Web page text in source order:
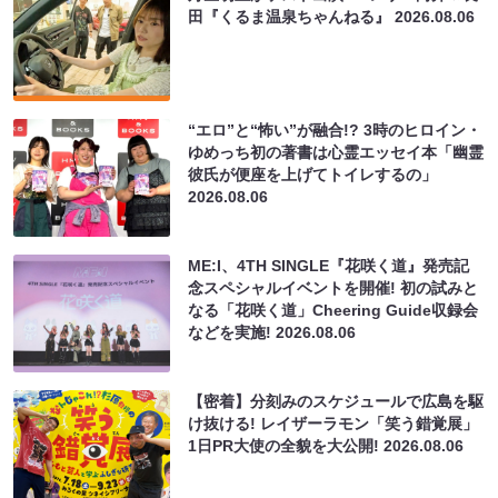
田『くるま温泉ちゃんねる』2026.08.06
“エロ”と“怖い”が融合!? 3時のヒロイン・
ゆめっち初の著書は心霊エッセイ本「幽霊
彼氏が便座を上げてトイレするの」
2026.08.06
ME:I、4TH SINGLE『花咲く道』発売記
念スペシャルイベントを開催! 初の試みと
なる「花咲く道」Cheering Guide収録会
などを実施!2026.08.06
【密着】分刻みのスケジュールで広島を駆
け抜ける! レイザーラモン「笑う錯覚展」
1日PR大使の全貌を大公開!2026.08.06